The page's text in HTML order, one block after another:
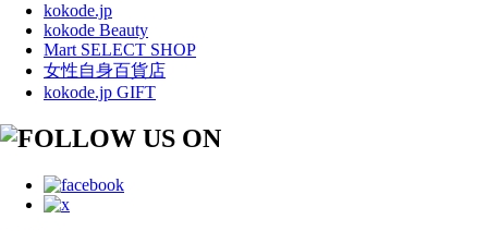
kokode.jp
kokode Beauty
Mart SELECT SHOP
女性自身百貨店
kokode.jp GIFT